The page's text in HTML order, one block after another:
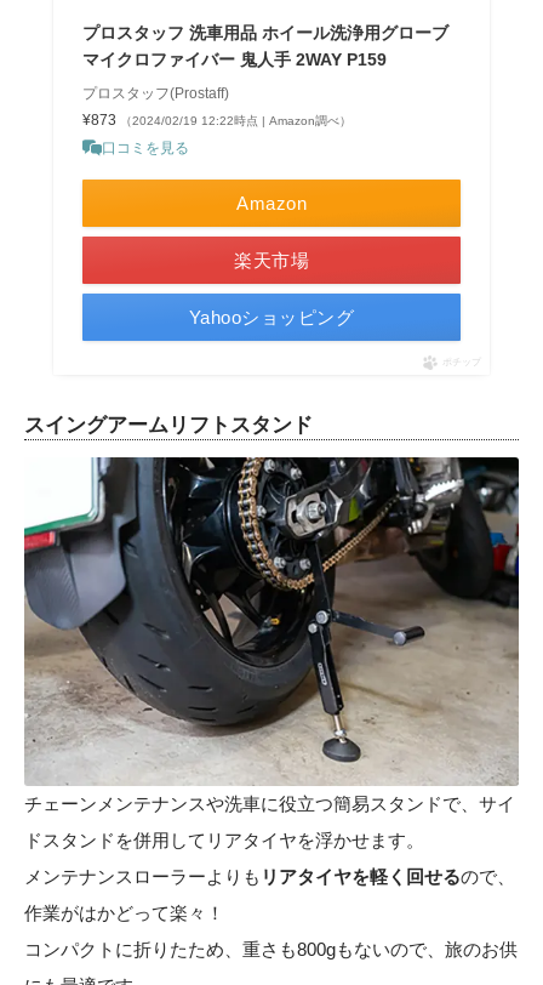
プロスタッフ 洗車用品 ホイール洗浄用グローブ
マイクロファイバー 鬼人手 2WAY P159
プロスタッフ(Prostaff)
¥873
（2024/02/19 12:22時点 | Amazon調べ）
口コミを見る
Amazon
楽天市場
Yahooショッピング
ポチップ
スイングアームリフトスタンド
チェーンメンテナンスや洗車に役立つ簡易スタンドで、サイ
ドスタンドを併用してリアタイヤを浮かせます。
メンテナンスローラーよりも リアタイヤを軽く回せるので、
作業がはかどって楽々！
コンパクトに折りたため、重さも800gもないので、旅のお供